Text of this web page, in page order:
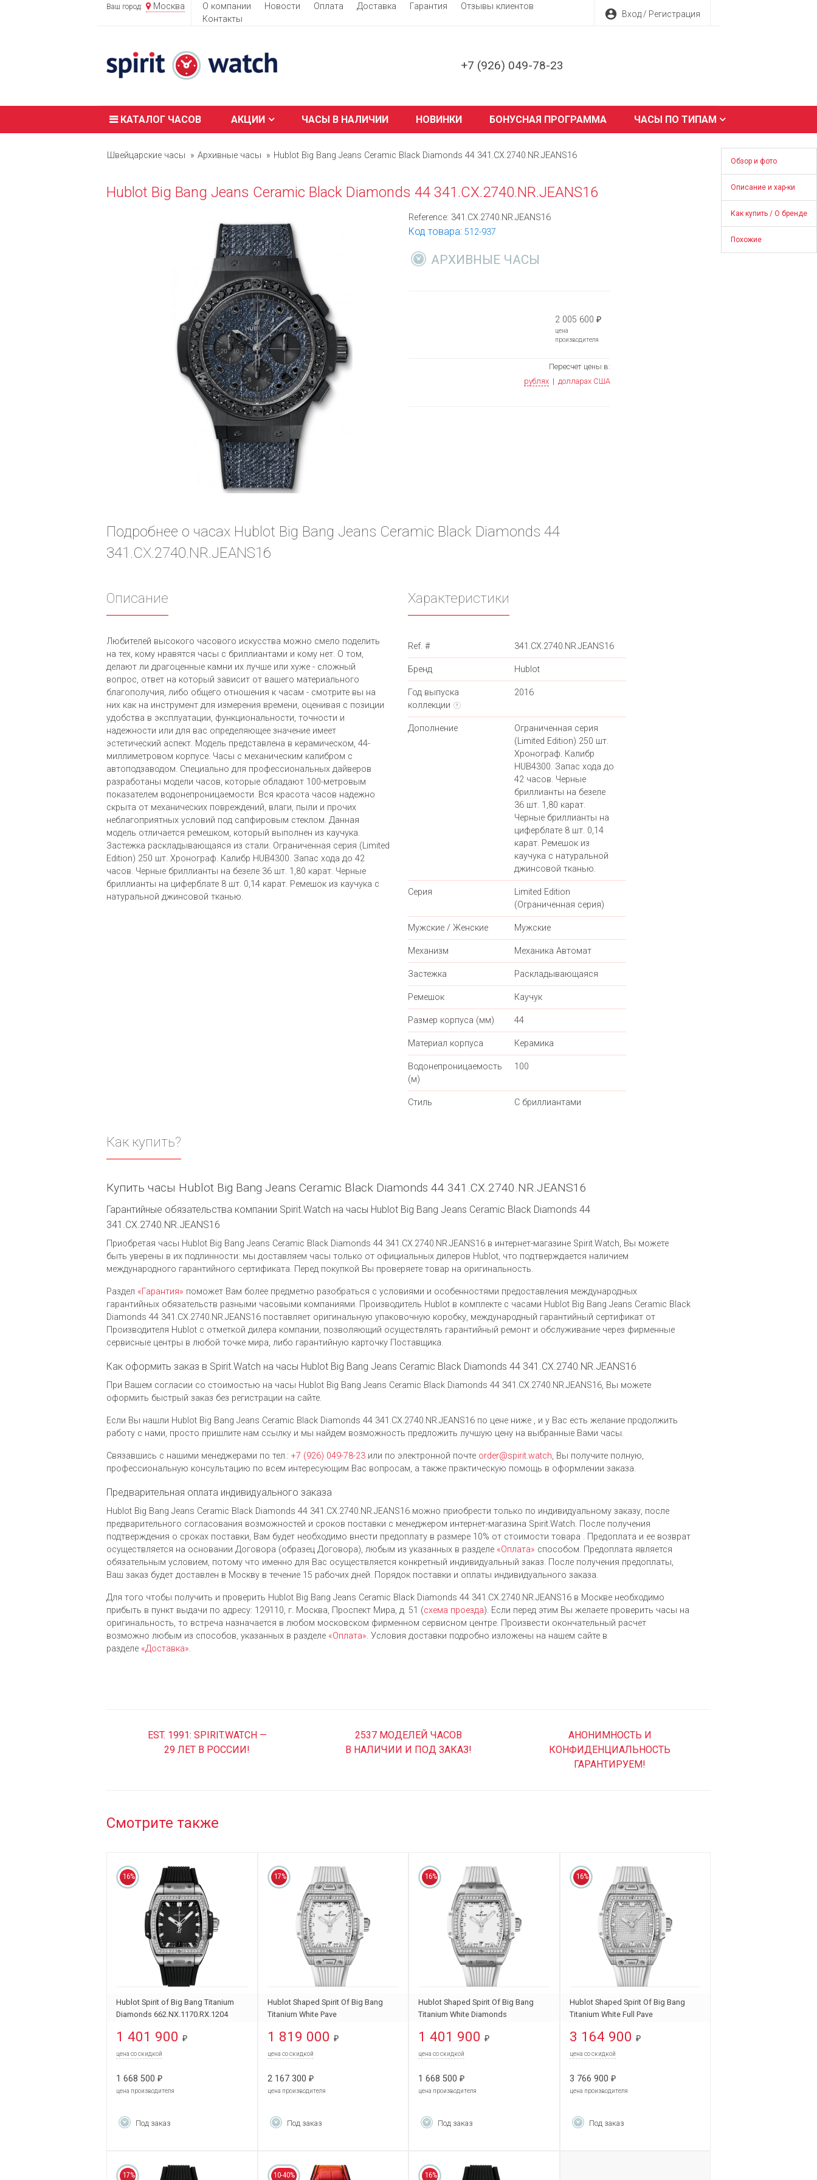
Ваш город: Москва О компании Новости Оплата Доставка Гарантия
Отзывы клиентов
Контакты
account_circle Вход / Регистрация
+7 (926) 049-78-23
КАТАЛОГ ЧАСОВ АКЦИИ ЧАСЫ В НАЛИЧИИ НОВИНКИ БОНУСНАЯ ПРОГРАММА ЧАСЫ ПО ТИПАМ
Обзор и фото
Описание и хар-ки
Как купить / О бренде
Похожие
Швейцарские часы Архивные часы Hublot Big Bang Jeans Ceramic Black Diamonds 44 341.CX.2740.NR.JEANS16
Hublot Big Bang Jeans Ceramic Black Diamonds 44 341.CX.2740.NR.JEANS16
Reference: 341.CX.2740.NR.JEANS16
Код товара: 512-937
АРХИВНЫЕ ЧАСЫ
2 005 600₽
цена
производителя
Пересчет цены в:
рублях | долларах США
Подробнее о часах Hublot Big Bang Jeans Ceramic Black Diamonds 44
341.CX.2740.NR.JEANS16
Описание
Любителей высокого часового искусства можно смело поделить
на тех, кому нравятся часы с бриллиантами и кому нет. О том,
делают ли драгоценные камни их лучше или хуже - сложный
вопрос, ответ на который зависит от вашего материального
благополучия, либо общего отношения к часам - смотрите вы на
них как на инструмент для измерения времени, оценивая с позиции
удобства в эксплуатации, функциональности, точности и
надежности или для вас определяющее значение имеет
эстетический аспект. Модель представлена в керамическом, 44-
миллиметровом корпусе. Часы с механическим калибром с
автоподзаводом. Специально для профессиональных дайверов
разработаны модели часов, которые обладают 100-метровым
показателем водонепроницаемости. Вся красота часов надежно
скрыта от механических повреждений, влаги, пыли и прочих
неблагоприятных условий под сапфировым стеклом. Данная
модель отличается ремешком, который выполнен из каучука.
Застежка раскладывающаяся из стали. Ограниченная серия (Limited
Edition) 250 шт. Хронограф. Калибр HUB4300. Запас хода до 42
часов. Черные бриллианты на безеле 36 шт. 1,80 карат. Черные
бриллианты на циферблате 8 шт. 0,14 карат. Ремешок из каучука с
натуральной джинсовой тканью.
Характеристики
Ref. # 341.CX.2740.NR.JEANS16
Бренд Hublot
Год выпуска
коллекции
?
2016
Дополнение
Ограниченная серия
(Limited Edition) 250 шт.
Хронограф. Калибр
HUB4300. Запас хода до
42 часов. Черные
бриллианты на безеле
36 шт. 1,80 карат.
Черные бриллианты на
циферблате 8 шт. 0,14
карат. Ремешок из
каучука с натуральной
джинсовой тканью.
Серия
Limited Edition
(Ограниченная серия)
Мужские / Женские Мужские
Механизм Механика Автомат
Застежка Раскладывающаяся
Ремешок Каучук
Размер корпуса (мм) 44
Материал корпуса Керамика
Водонепроницаемость
(м)
100
Стиль С бриллиантами
Как купить?
Купить часы Hublot Big Bang Jeans Ceramic Black Diamonds 44 341.CX.2740.NR.JEANS16
Гарантийные обязательства компании Spirit.Watch на часы Hublot Big Bang Jeans Ceramic Black Diamonds 44
341.CX.2740.NR.JEANS16
Приобретая часы Hublot Big Bang Jeans Ceramic Black Diamonds 44 341.CX.2740.NR.JEANS16 в интернет-магазине Spirit.Watch, Вы можете
быть уверены в их подлинности: мы доставляем часы только от официальных дилеров Hublot, что подтверждается наличием
международного гарантийного сертификата. Перед покупкой Вы проверяете товар на оригинальность.
Раздел «Гарантия» поможет Вам более предметно разобраться с условиями и особенностями предоставления международных
гарантийных обязательств разными часовыми компаниями. Производитель Hublot в комплекте с часами Hublot Big Bang Jeans Ceramic Black
Diamonds 44 341.CX.2740.NR.JEANS16 поставляет оригинальную упаковочную коробку, международный гарантийный сертификат от
Производителя Hublot c отметкой дилера компании, позволяющий осуществлять гарантийный ремонт и обслуживание через фирменные
сервисные центры в любой точке мира, либо гарантийную карточку Поставщика.
Как оформить заказ в Spirit.Watch на часы Hublot Big Bang Jeans Ceramic Black Diamonds 44 341.CX.2740.NR.JEANS16
При Вашем согласии со стоимостью на часы Hublot Big Bang Jeans Ceramic Black Diamonds 44 341.CX.2740.NR.JEANS16, Вы можете
оформить быстрый заказ без регистрации на сайте.
Если Вы нашли Hublot Big Bang Jeans Ceramic Black Diamonds 44 341.CX.2740.NR.JEANS16 по цене ниже , и у Вас есть желание продолжить
работу с нами, просто пришлите нам ссылку и мы найдем возможность предложить лучшую цену на выбранные Вами часы.
Связавшись с нашими менеджерами по тел.: +7 (926) 049-78-23 или по электронной почте order@spirit.watch, Вы получите полную,
профессиональную консультацию по всем интересующим Вас вопросам, а также практическую помощь в оформлении заказа.
Предварительная оплата индивидуального заказа
Hublot Big Bang Jeans Ceramic Black Diamonds 44 341.CX.2740.NR.JEANS16 можно приобрести только по индивидуальному заказу, после
предварительного согласования возможностей и сроков поставки с менеджером интернет-магазина Spirit.Watch. После получения
подтверждения о сроках поставки, Вам будет необходимо внести предоплату в размере 10% от стоимости товара . Предоплата и ее возврат
осуществляется на основании Договора (образец Договора), любым из указанных в разделе «Оплата» способом. Предоплата является
обязательным условием, потому что именно для Вас осуществляется конкретный индивидуальный заказ. После получения предоплаты,
Ваш заказ будет доставлен в Москву в течение 15 рабочих дней. Порядок поставки и оплаты индивидуального заказа.
Для того чтобы получить и проверить Hublot Big Bang Jeans Ceramic Black Diamonds 44 341.CX.2740.NR.JEANS16 в Москве необходимо
прибыть в пункт выдачи по адресу: 129110, г. Москва, Проспект Мира, д. 51 (схема проезда). Если перед этим Вы желаете проверить часы на
оригинальность, то встреча назначается в любом московском фирменном сервисном центре. Произвести окончательный расчет
возможно любым из cпособов, указанных в разделе «Оплата». Условия доставки подробно изложены на нашем сайте в
разделе «Доставка».
EST. 1991: SPIRIT.WATCH —
29 ЛЕТ В РОССИИ!
2537 МОДЕЛЕЙ ЧАСОВ
В НАЛИЧИИ И ПОД ЗАКАЗ!
АНОНИМНОСТЬ И
КОНФИДЕНЦИАЛЬНОСТЬ
ГАРАНТИРУЕМ!
Смотрите также
16%
Hublot Spirit of Big Bang Titanium
Diamonds 662.NX.1170.RX.1204
1 401 900 ₽
цена со скидкой
1 668 500 ₽
цена производителя
Под заказ
17%
Hublot Shaped Spirit Of Big Bang
Titanium White Pave
1 819 000 ₽
цена со скидкой
2 167 300 ₽
цена производителя
Под заказ
16%
Hublot Shaped Spirit Of Big Bang
Titanium White Diamonds
1 401 900 ₽
цена со скидкой
1 668 500 ₽
цена производителя
Под заказ
16%
Hublot Shaped Spirit Of Big Bang
Titanium White Full Pave
3 164 900 ₽
цена со скидкой
3 766 900 ₽
цена производителя
Под заказ
17% 10-40% 16%